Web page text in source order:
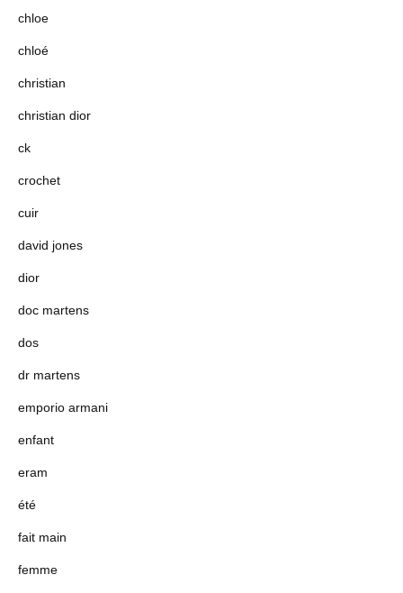
chloe
chloé
christian
christian dior
ck
crochet
cuir
david jones
dior
doc martens
dos
dr martens
emporio armani
enfant
eram
été
fait main
femme